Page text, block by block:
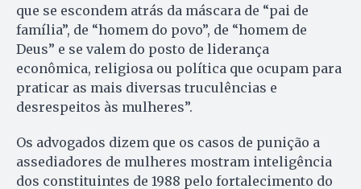
que se escondem atrás da máscara de “pai de
família”, de “homem do povo”, de “homem de
Deus” e se valem do posto de liderança
econômica, religiosa ou política que ocupam para
praticar as mais diversas truculências e
desrespeitos às mulheres”.
Os advogados dizem que os casos de punição a
assediadores de mulheres mostram inteligência
dos constituintes de 1988 pelo fortalecimento do